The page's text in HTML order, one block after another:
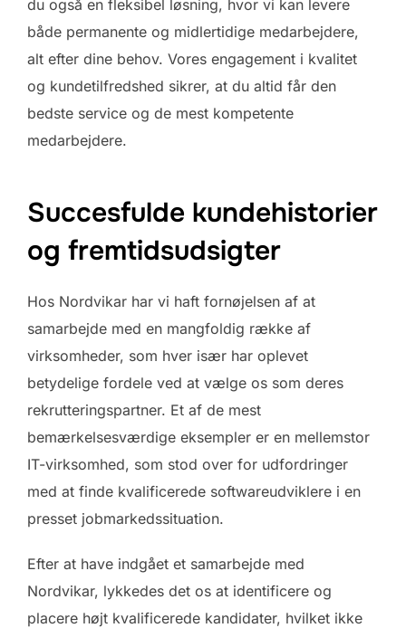
du også en fleksibel løsning, hvor vi kan levere
både permanente og midlertidige medarbejdere,
alt efter dine behov. Vores engagement i kvalitet
og kundetilfredshed sikrer, at du altid får den
bedste service og de mest kompetente
medarbejdere.
Succesfulde kundehistorier
og fremtidsudsigter
Hos Nordvikar har vi haft fornøjelsen af at
samarbejde med en mangfoldig række af
virksomheder, som hver især har oplevet
betydelige fordele ved at vælge os som deres
rekrutteringspartner. Et af de mest
bemærkelsesværdige eksempler er en mellemstor
IT-virksomhed, som stod over for udfordringer
med at finde kvalificerede softwareudviklere i en
presset jobmarkedssituation.
Efter at have indgået et samarbejde med
Nordvikar, lykkedes det os at identificere og
placere højt kvalificerede kandidater, hvilket ikke